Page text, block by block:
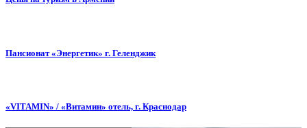
Пансионат «Энергетик» г. Геленджик
«VITAMIN» / «Витамин» отель, г. Краснодар